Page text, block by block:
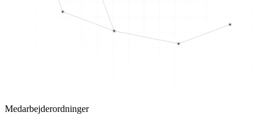
Medarbejderordninger